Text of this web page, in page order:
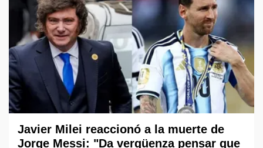
Javier Milei reaccionó a la muerte de
Jorge Messi: "Da vergüenza pensar que